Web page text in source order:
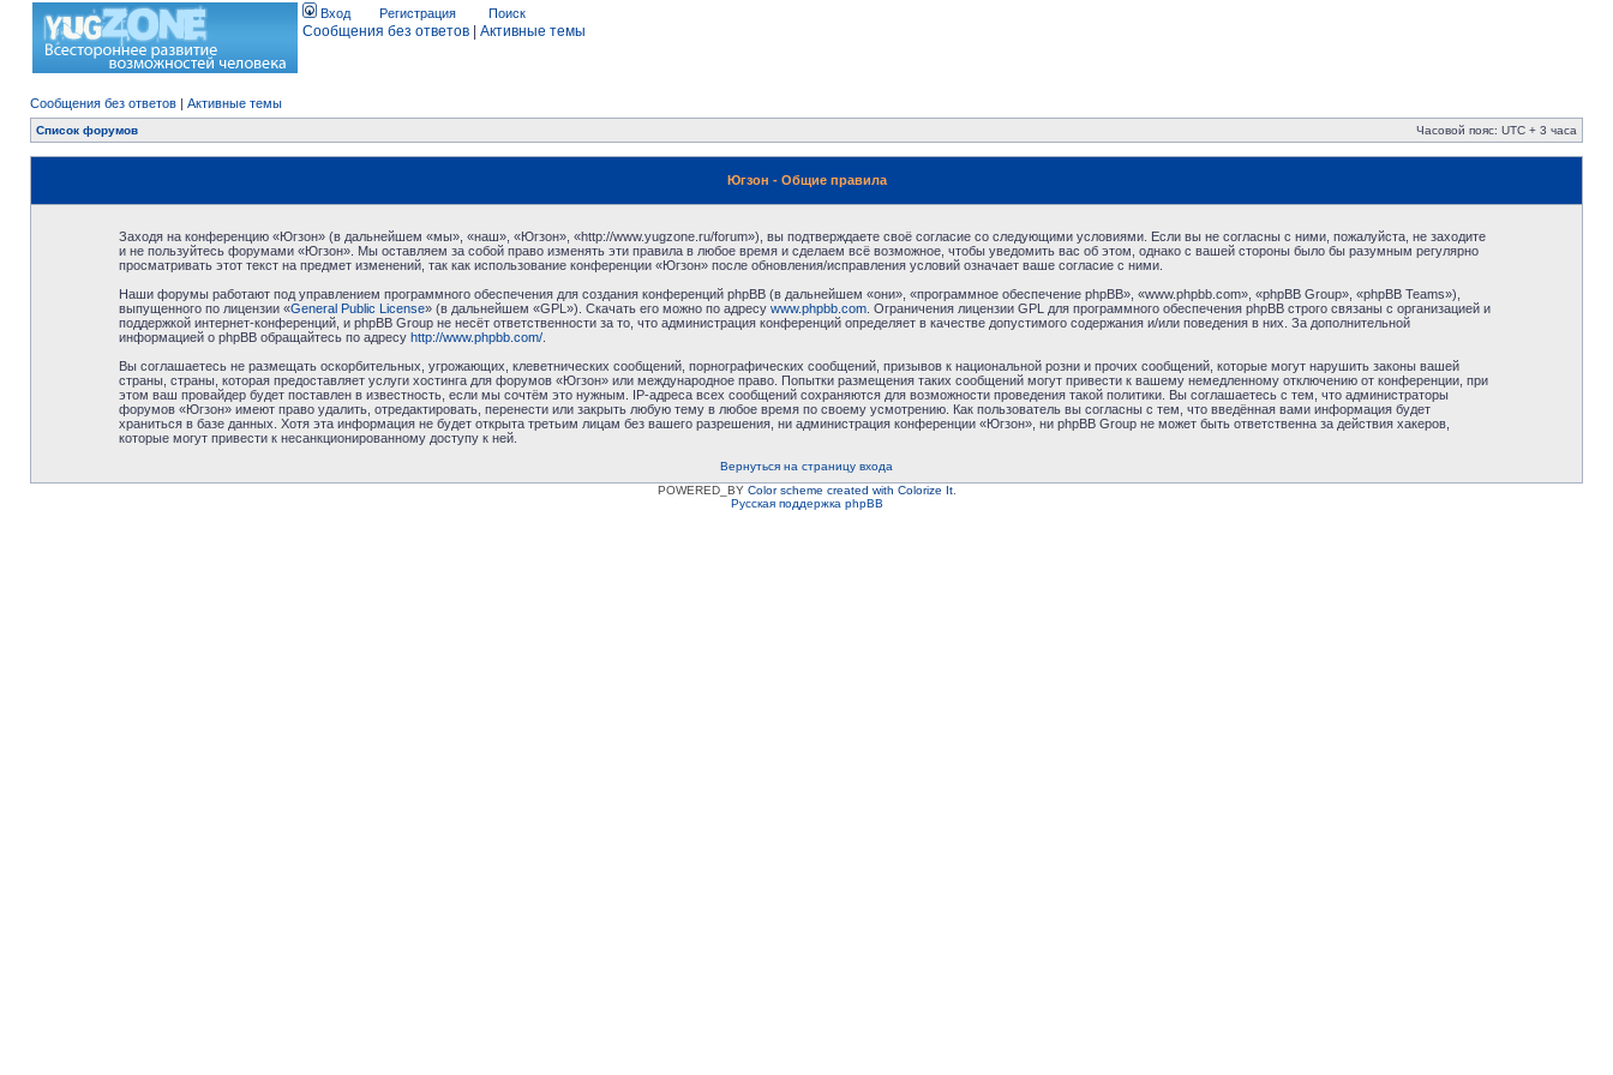
Вход Регистрация Поиск
Сообщения без ответов Активные темы
Сообщения без ответов | Активные темы
Список форумов Часовой пояс: UTC + 3 часа
Югзон - Общие правила
Заходя на конференцию «Югзон» (в дальнейшем «мы», «наш», «Югзон», «http://www.yugzone.ru/forum»), вы подтверждаете своё согласие со следующими условиями. Если вы не согласны с ними, пожалуйста, не заходите
и не пользуйтесь форумами «Югзон». Мы оставляем за собой право изменять эти правила в любое время и сделаем всё возможное, чтобы уведомить вас об этом, однако с вашей стороны было бы разумным регулярно
просматривать этот текст на предмет изменений, так как использование конференции «Югзон» после обновления/исправления условий означает ваше согласие с ними.
Наши форумы работают под управлением программного обеспечения для создания конференций phpBB (в дальнейшем «они», «программное обеспечение phpBB», «www.phpbb.com», «phpBB Group», «phpBB Teams»),
выпущенного по лицензии «General Public License» (в дальнейшем «GPL»). Скачать его можно по адресу www.phpbb.com. Ограничения лицензии GPL для программного обеспечения phpBB строго связаны с организацией и
поддержкой интернет-конференций, и phpBB Group не несёт ответственности за то, что администрация конференций определяет в качестве допустимого содержания и/или поведения в них. За дополнительной
информацией о phpBB обращайтесь по адресу http://www.phpbb.com/.
Вы соглашаетесь не размещать оскорбительных, угрожающих, клеветнических сообщений, порнографических сообщений, призывов к национальной розни и прочих сообщений, которые могут нарушить законы вашей
страны, страны, которая предоставляет услуги хостинга для форумов «Югзон» или международное право. Попытки размещения таких сообщений могут привести к вашему немедленному отключению от конференции, при
этом ваш провайдер будет поставлен в известность, если мы сочтём это нужным. IP-адреса всех сообщений сохраняются для возможности проведения такой политики. Вы соглашаетесь с тем, что администраторы
форумов «Югзон» имеют право удалить, отредактировать, перенести или закрыть любую тему в любое время по своему усмотрению. Как пользователь вы согласны с тем, что введённая вами информация будет
храниться в базе данных. Хотя эта информация не будет открыта третьим лицам без вашего разрешения, ни администрация конференции «Югзон», ни phpBB Group не может быть ответственна за действия хакеров,
которые могут привести к несанкционированному доступу к ней.
Вернуться на страницу входа
POWERED_BY Color scheme created with Colorize It.
Русская поддержка phpBB